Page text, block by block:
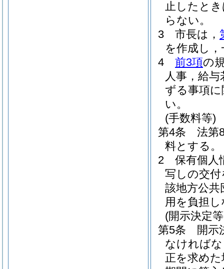
止したと
らない。
3
市長は，
を作成し
4
前3項の
人事，給
ずる事項
い。
(手数料等)
第4条
法第
料とする。
2
保有個人
写しの交
該地方公
用を負担
(開示決定
第5条
開示
なければ
正を求め